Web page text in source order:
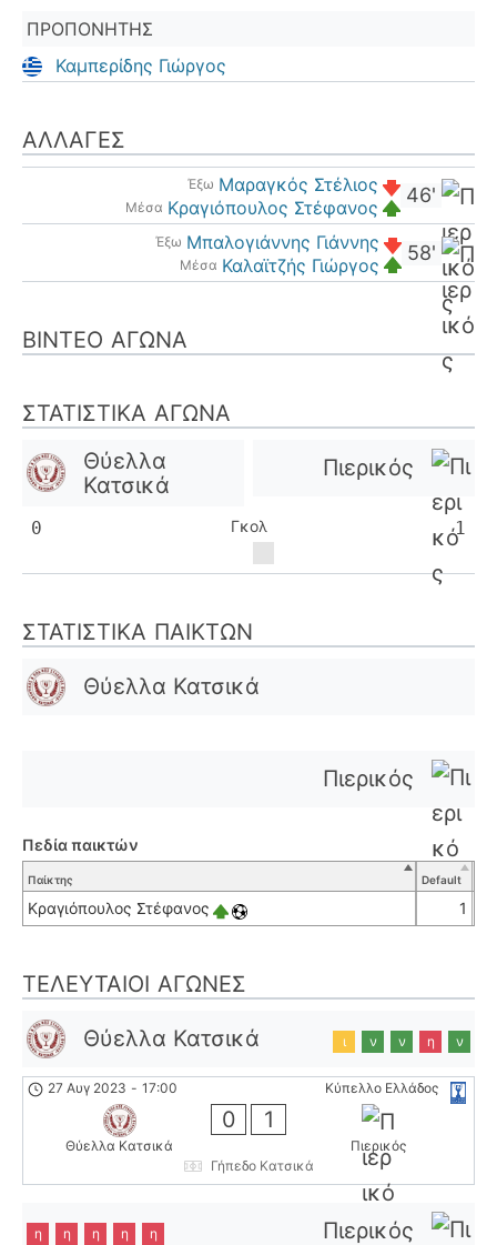
ΠΡΟΠΟΝΗΤΉΣ
Καμπερίδης Γιώργος
ΑΛΛΑΓΈΣ
46'
Έξω Μαραγκός Στέλιος
Μέσα Κραγιόπουλος Στέφανος
58'
Έξω Μπαλογιάννης Γιάννης
Μέσα Καλαϊτζής Γιώργος
ΒΊΝΤΕΟ ΑΓΏΝΑ
ΣΤΑΤΙΣΤΙΚΆ ΑΓΏΝΑ
Θύελλα
Κατσικά
Πιερικός
0 Γκολ 1
ΣΤΑΤΙΣΤΙΚΆ ΠΑΙΚΤΏΝ
Θύελλα Κατσικά
Πιερικός
Παίκτης Default
Κραγιόπουλος Στέφανος 1
Πεδία παικτών
ΤΕΛΕΥΤΑΊΟΙ ΑΓΏΝΕΣ
Θύελλα Κατσικά ι ν ν η ν
Κύπελλο Ελλάδος
27 Αυγ 2023 - 17:00
Θύελλα Κατσικά
0 1
Πιερικός
Γήπεδο Κατσικά
Πιερικός
η η η η η